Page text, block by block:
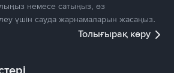
немесе сатыңыз, өз
үшін сауда жарнамаларын жасаңыз.
Толығырақ көру